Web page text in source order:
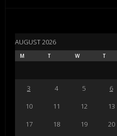
AUGUST 2026
M T W T
3
4 5 6
10
11 12 13
17
18 19 20